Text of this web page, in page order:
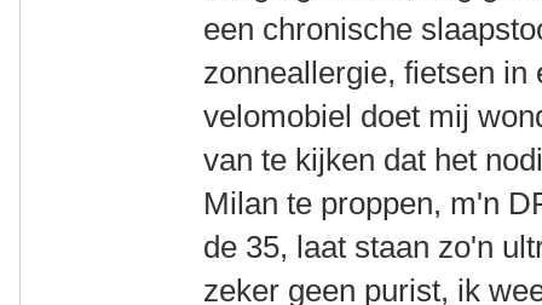
een chronische
zonneallergie, fietsen in
velomobiel doet mij
van te kijken dat het
Milan te proppen, m'n
de 35, laat staan zo'n
zeker geen purist, ik